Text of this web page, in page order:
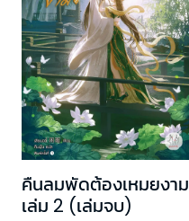
คืนลมพัดต้องเหมยงาม
เล่ม 2 (เล่มจบ)